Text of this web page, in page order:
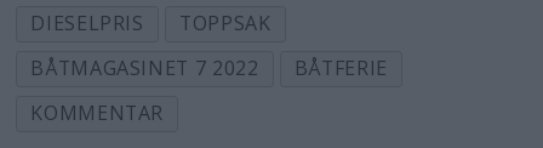
DIESELPRIS
TOPPSAK
BÅTMAGASINET 7 2022
BÅTFERIE
KOMMENTAR